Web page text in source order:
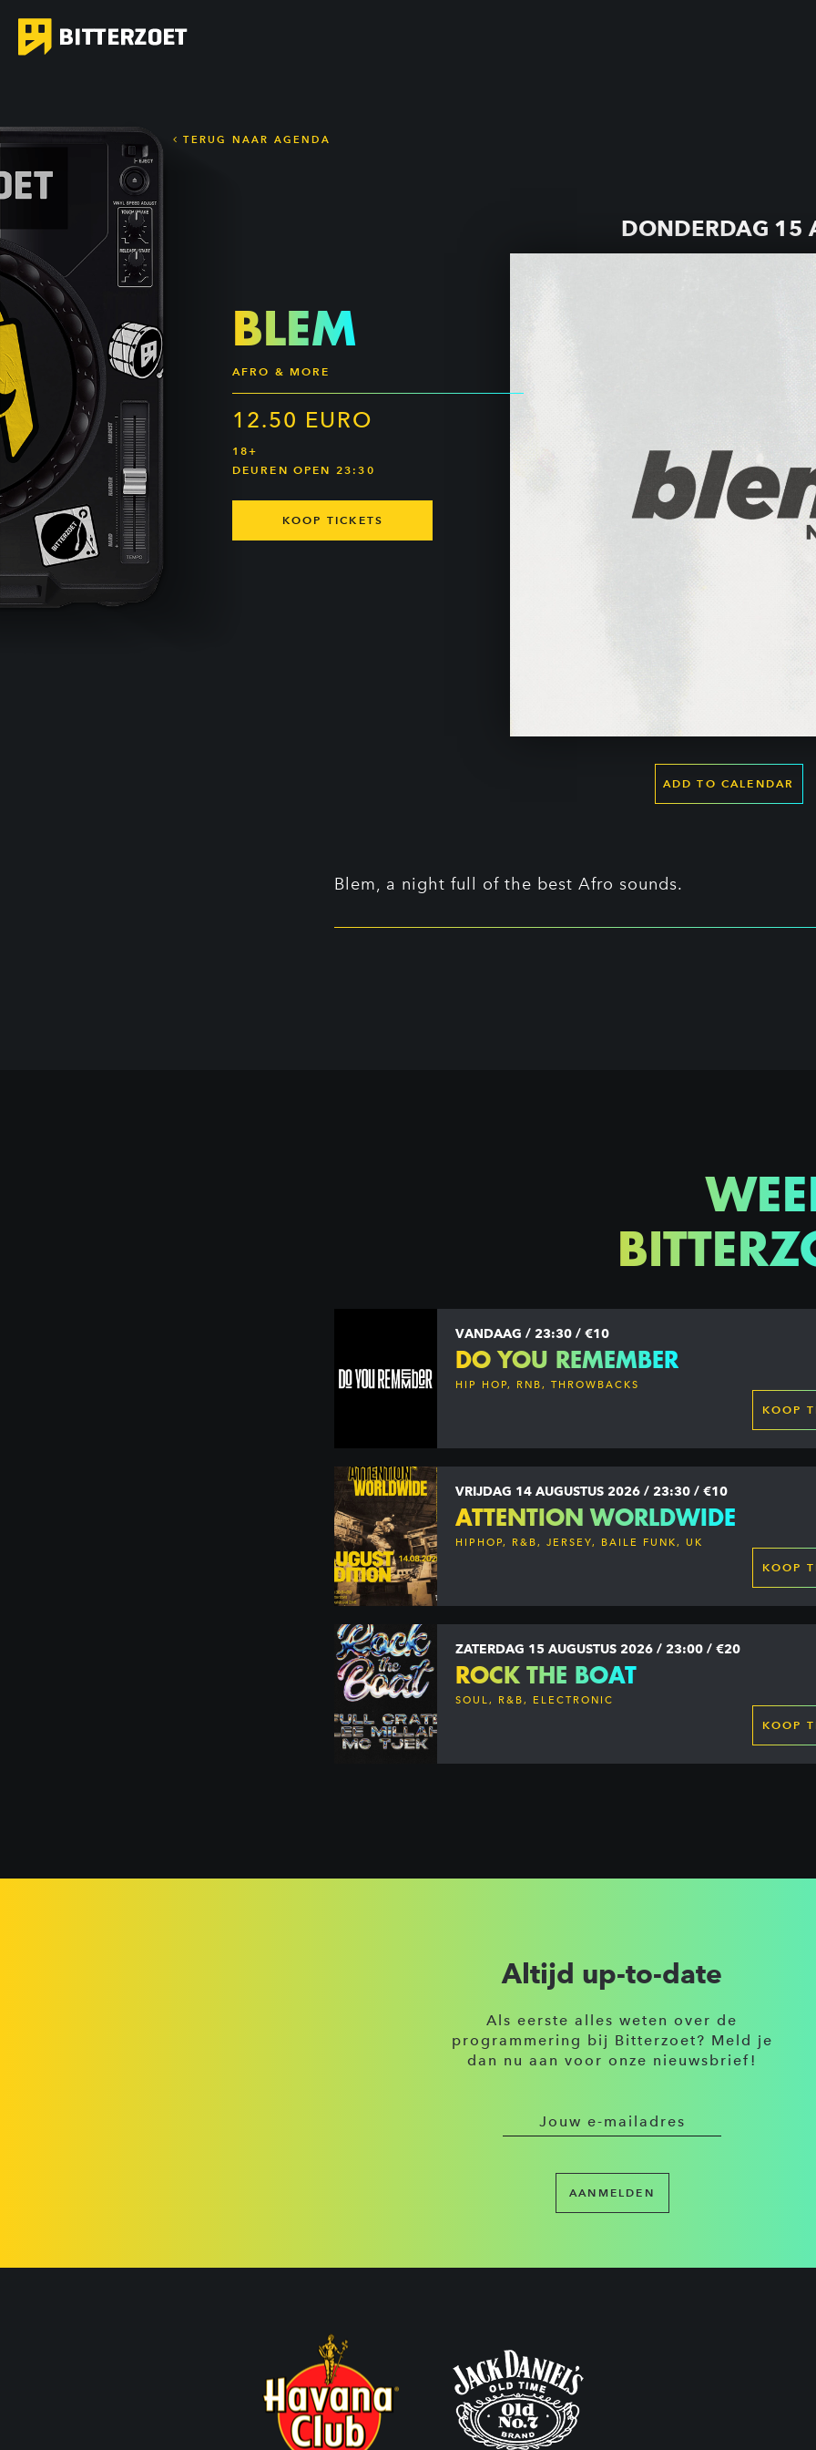
TERUG NAAR AGENDA
DONDERDAG 15
ADD TO CALENDAR
BLEM
AFRO & MORE
12.50 EURO
18+
DEUREN OPEN 23:30
KOOP TICKETS
Blem, a night full of the best Afro sounds.
VANDAAG / 23:30 / €10
DO YOU REMEMBER
HIP HOP, RNB, THROWBACKS
KOOP
VRIJDAG 14 AUGUSTUS 2026 / 23:30 / €10
ATTENTION WORLDWIDE
HIPHOP, R&B, JERSEY, BAILE FUNK, UK
KOOP
ZATERDAG 15 AUGUSTUS 2026 / 23:00 / €20
ROCK THE BOAT
SOUL, R&B, ELECTRONIC
KOOP
Altijd up-to-date
Als eerste alles weten over de
programmering bij Bitterzoet? Meld je
dan nu aan voor onze nieuwsbrief!
AANMELDEN